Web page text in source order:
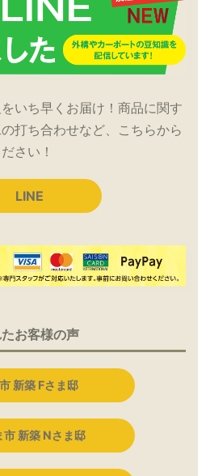
いち早くお届け！商品に関す
打ち合わせなど、こちらから
さい！
LINE
お客様の声
新築 Fさま邸
市 新築 Nさま邸